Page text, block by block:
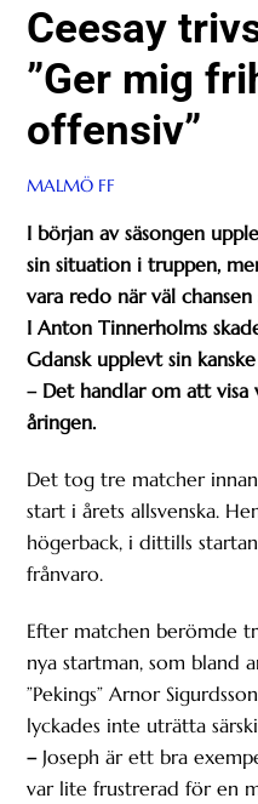
Ceesay
”Ger mig
offensiv”
MALMÖ FF
I början av säsongen
sin situation i truppen,
vara redo när väl chansen
I Anton Tinnerholms
Gdansk upplevt sin
– Det handlar om att visa
åringen.
Det tog tre matcher
start i årets allsvenska.
högerback, i dittills
frånvaro.
Efter matchen berömde
nya startman, som bland
”Pekings” Arnor
lyckades inte uträtta
–Joseph är ett bra
var lite frustrerad för en